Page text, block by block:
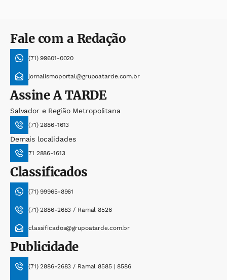
Fale com a Redação
(71) 99601-0020
jornalismoportal@grupoatarde.com.br
AssineA TARDE
Salvador e Região Metropolitana
(71) 2886-1613
Demais localidades
71 2886-1613
Classificados
(71) 99965-8961
(71) 2886-2683 / Ramal 8526
classificados@grupoatarde.com.br
Publicidade
(71) 2886-2683 / Ramal 8585 | 8586